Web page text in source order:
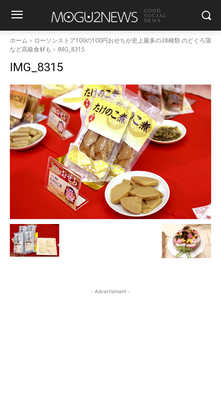
GOOD
SOCIAL
NEWS
ホーム
ローソンストア100の100円おせちが史上最多の38種類 のどぐろ蒲
など高級食材も
IMG_8315
IMG_8315
- Advertisment -